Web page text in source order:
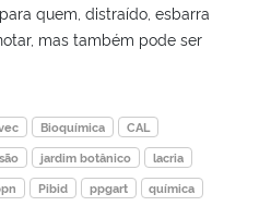
e Comunicações
quem, distraído, esbarra
mas também pode ser
Bioquímica
CAL
jardim botânico
lacria
Pibid ppgart
química